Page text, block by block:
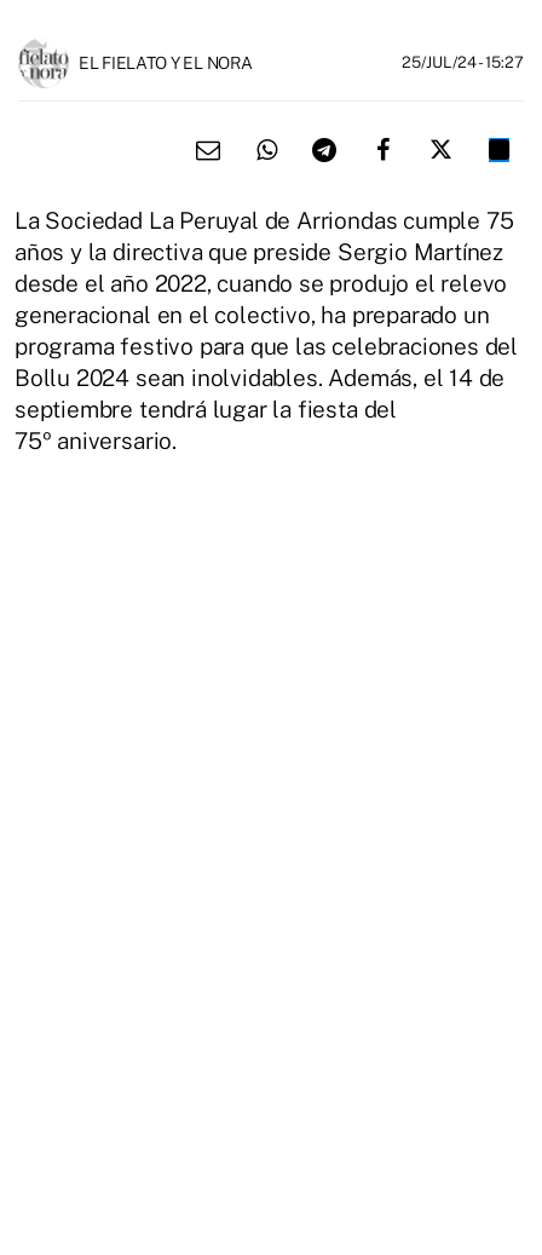
EL FIELATO Y EL NORA 25/JUL/24- 15:27
La Sociedad La Peruyal de Arriondas cumple 75
años y la directiva que preside Sergio Martínez
desde el año 2022, cuando se produjo el relevo
generacional en el colectivo, ha preparado un
programa festivo para que las celebraciones del
Bollu 2024 sean inolvidables. Además, el 14 de
septiembre tendrá lugar la fiesta del
75º aniversario.